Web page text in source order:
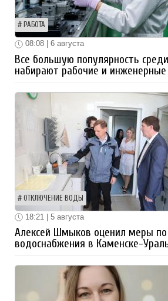
РАБОТА
08:08 | 6 августа
Все большую популярность
набирают рабочие и инженерные
ОТКЛЮЧЕНИЕ ВОДЫ
18:21 | 5 августа
Алексей Шмыков оценил меры
водоснабжения в Каменске-